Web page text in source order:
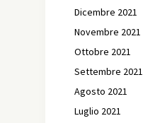
Dicembre 2021
Novembre 2021
Ottobre 2021
Settembre 2021
Agosto 2021
Luglio 2021